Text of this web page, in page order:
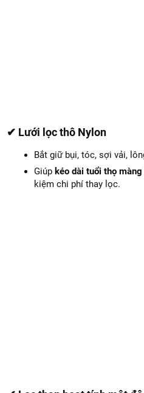
✔ Lưới lọc thô Nylon
Bắt giữ bụi, tóc, sợi vải,
Giúp kéo dài tuổi thọ
kiệm chi phí thay lọc.